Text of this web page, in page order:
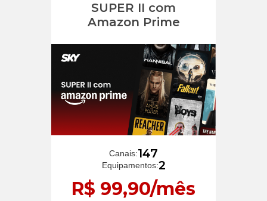
SUPER II com
Amazon Prime
Canais:147
Equipamentos:2
R$ 99,90/mês